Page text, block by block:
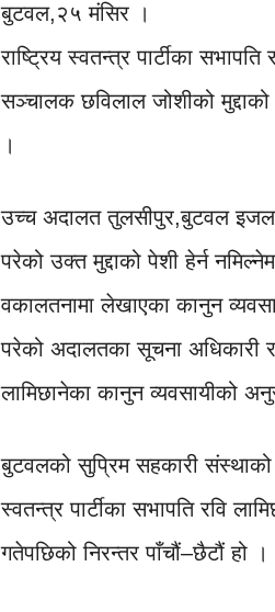
बुटवल,२५ मंसिर ।
राष्ट्रिय स्वतन्त्र पार्टीका
सञ्चालक छविलाल जोशीको
।
उच्च अदालत तुलसीपुर,बुटवल
परेको उक्त मुद्दाको पेशी हेर्न
वकालतनामा लेखाएका कानुन
परेको अदालतका सूचना अधिकारी
लामिछानेका कानुन व्यवसायीको
बुटवलको सुप्रिम सहकारी संस्थाको
स्वतन्त्र पार्टीका सभापति रवि
गतेपछिको निरन्तर पाँचौं–छैटौं हो ।